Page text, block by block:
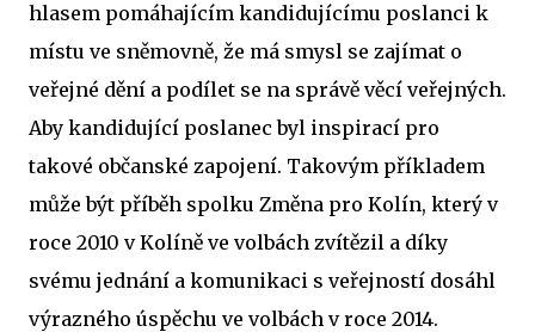
hlasem pomáhajícím kandidujícímu poslanci k
místu ve sněmovně, že má smysl se zajímat o
veřejné dění a podílet se na správě věcí veřejných.
Aby kandidující poslanec byl inspirací pro
takové občanské zapojení. Takovým příkladem
může být příběh spolku Změna pro Kolín, který v
roce 2010 v Kolíně ve volbách zvítězil a díky
svému jednání a komunikaci s veřejností dosáhl
výrazného úspěchu ve volbách v roce 2014.